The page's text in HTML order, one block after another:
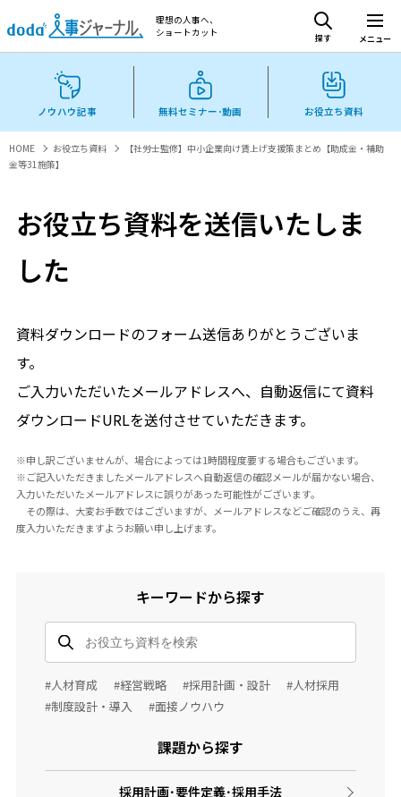
理想の人事へ、
ショートカット
探す メニュー
ノウハウ記事 無料セミナー･動画 お役立ち資料
HOME お役立ち資料
【社労士監修】中小企業向け賃上げ支援策まとめ【助成金・補助
金等31施策】
お役立ち資料を送信いたしま
した
資料ダウンロードのフォーム送信ありがとうございま
す。
ご入力いただいたメールアドレスへ、自動返信にて資料
ダウンロードURLを送付させていただきます。
※申し訳ございませんが、場合によっては1時間程度要する場合もございます。
※ご記入いただきましたメールアドレスへ自動返信の確認メールが届かない場合、
入力いただいたメールアドレスに誤りがあった可能性がございます。
その際は、大変お手数ではございますが、メールアドレスなどご確認のうえ、再
度入力いただきますようお願い申し上げます。
キーワードから探す
#人材育成 #経営戦略 #採用計画・設計
#人材採用
#制度設計・導入
#面接ノウハウ
課題から探す
採用計画･要件定義･採用手法